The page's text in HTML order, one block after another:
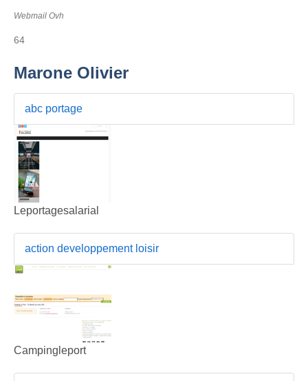
Webmail Ovh
64
Marone Olivier
abc portage
Leportagesalarial
action developpement loisir
Campingleport